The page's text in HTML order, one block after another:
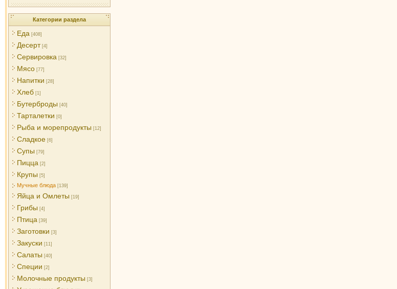
Категории раздела
Еда [408]
Десерт [4]
Сервировка [32]
Мясо [77]
Напитки [28]
Хлеб [1]
Бутерброды [40]
Тарталетки [0]
Рыба и морепродукты [12]
Сладкое [6]
Супы [79]
Пицца [2]
Крупы [5]
Мучные блюда [139]
Яйца и Омлеты [19]
Грибы [4]
Птица [39]
Заготовки [3]
Закуски [11]
Салаты [40]
Специи [2]
Молочные продукты [3]